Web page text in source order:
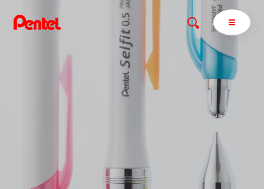
エナージェル サインペン
ぺんてるについて